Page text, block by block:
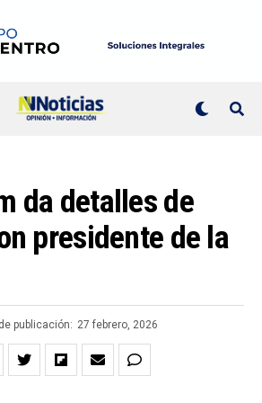
da detalles de
presidente de la
publicación: 27 febrero, 2026